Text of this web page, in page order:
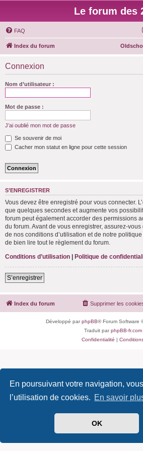
En poursuivant votre navigation,
l’utilisation de cookies. En savoir
OK
Le forum des
FAQ
Index du forum
Connexion
Nom d’utilisateur :
Mot de passe :
J’ai oublié mon mot de passe
Se souvenir de moi
Cacher mon statut en ligne pour cette session
S’ENREGISTRER
Vous devez être enregistré pour vous connecter.
que quelques secondes et augmente vos
forum peut également accorder des permissions
du forum. Avant de vous enregistrer, assurez-
de nos conditions d’utilisation et de notre
de bien lire tout le règlement du forum.
Conditions d’utilisation | Politique de
S’enregistrer
Index du forum Supprimer les
Développé parphpBB® Forum Software
Traduit parphpBB-fr.com
Confidentialité |